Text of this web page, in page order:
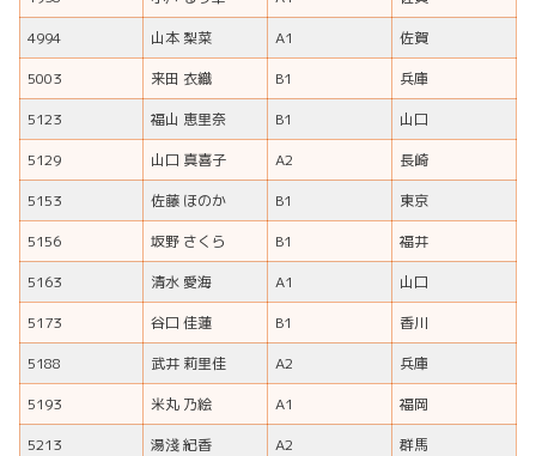
4994
山本 梨菜 A1
佐賀
5003
来田 衣織 B1
兵庫
5123
福山 恵里奈 B1
山口
5129
山口 真喜子 A2
長崎
5153
佐藤 ほのか B1
東京
5156
坂野 さくら B1
福井
5163
清水 愛海 A1
山口
5173
谷口 佳蓮 B1
香川
5188
武井 莉里佳 A2
兵庫
5193
米丸 乃絵 A1
福岡
5213
湯淺 紀香 A2
群馬